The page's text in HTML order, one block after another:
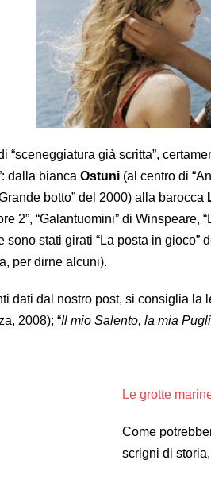
“sceneggiatura già scritta”,
dalla bianca Ostuni (al centro di
botto” del 2000) alla barocca
2”, “Galantuomini” di
sono stati girati “La posta in gioco”
per dirne alcuni).
dati dal nostro post, si consiglia la
2008); “Il mio Salento, la mia
Le grotte
Come
scrigni di